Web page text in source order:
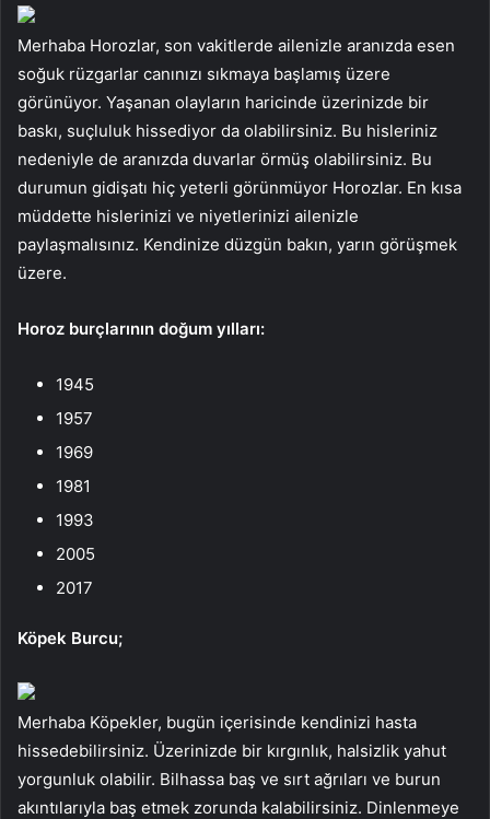
Merhaba Horozlar, son vakitlerde ailenizle aranızda esen
soğuk rüzgarlar canınızı sıkmaya başlamış üzere
görünüyor. Yaşanan olayların haricinde üzerinizde bir
baskı, suçluluk hissediyor da olabilirsiniz. Bu hisleriniz
nedeniyle de aranızda duvarlar örmüş olabilirsiniz. Bu
durumun gidişatı hiç yeterli görünmüyor Horozlar. En kısa
müddette hislerinizi ve niyetlerinizi ailenizle
paylaşmalısınız. Kendinize düzgün bakın, yarın görüşmek
üzere.
Horoz burçlarının doğum yılları:
1945
1957
1969
1981
1993
2005
2017
Köpek Burcu;
Merhaba Köpekler, bugün içerisinde kendinizi hasta
hissedebilirsiniz. Üzerinizde bir kırgınlık, halsizlik yahut
yorgunluk olabilir. Bilhassa baş ve sırt ağrıları ve burun
akıntılarıyla baş etmek zorunda kalabilirsiniz. Dinlenmeye